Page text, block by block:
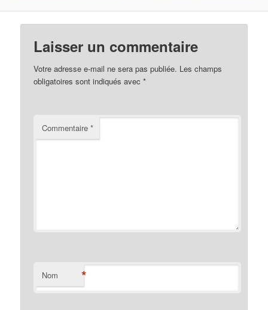
Laisser un commentaire
Votre adresse e-mail ne sera pas publiée. Les champs
obligatoires sont indiqués avec*
Commentaire*
Nom *